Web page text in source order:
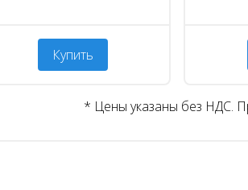
Купить
* Цены указаны без НДС.